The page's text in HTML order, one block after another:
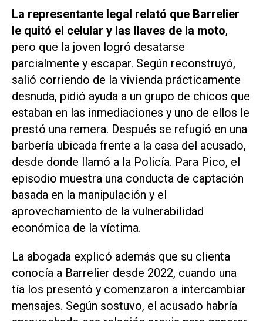
La representante legal relató que Barrelier
le quitó el celular y las llaves de la moto,
pero que la joven logró desatarse
parcialmente y escapar. Según reconstruyó,
salió corriendo de la vivienda prácticamente
desnuda, pidió ayuda a un grupo de chicos que
estaban en las inmediaciones y uno de ellos le
prestó una remera. Después se refugió en una
barbería ubicada frente a la casa del acusado,
desde donde llamó a la Policía. Para Pico, el
episodio muestra una conducta de captación
basada en la manipulación y el
aprovechamiento de la vulnerabilidad
económica de la víctima.
La abogada explicó además que su clienta
conocía a Barrelier desde 2022, cuando una
tía los presentó y comenzaron a intercambiar
mensajes. Según sostuvo, el acusado habría